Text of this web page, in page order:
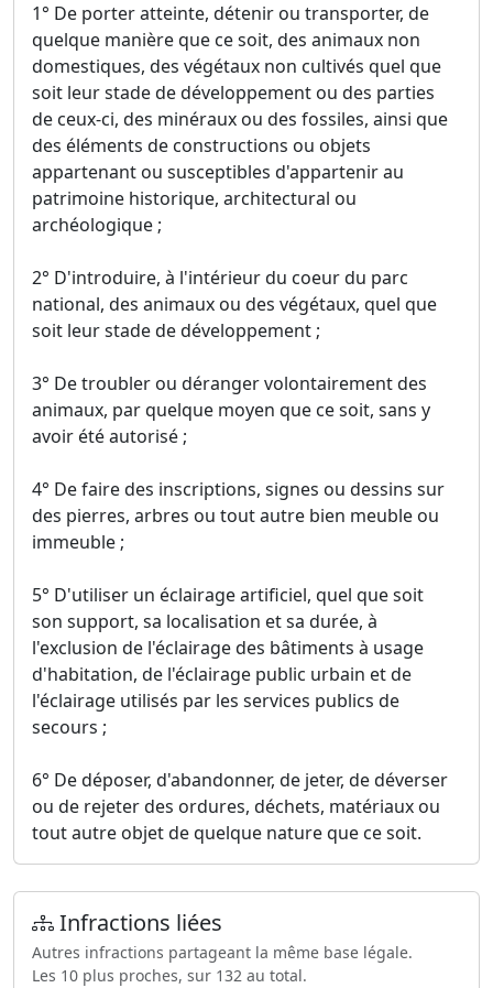
1° De porter atteinte, détenir ou transporter, de
quelque manière que ce soit, des animaux non
domestiques, des végétaux non cultivés quel que
soit leur stade de développement ou des parties
de ceux-ci, des minéraux ou des fossiles, ainsi que
des éléments de constructions ou objets
appartenant ou susceptibles d'appartenir au
patrimoine historique, architectural ou
archéologique ;
2° D'introduire, à l'intérieur du coeur du parc
national, des animaux ou des végétaux, quel que
soit leur stade de développement ;
3° De troubler ou déranger volontairement des
animaux, par quelque moyen que ce soit, sans y
avoir été autorisé ;
4° De faire des inscriptions, signes ou dessins sur
des pierres, arbres ou tout autre bien meuble ou
immeuble ;
5° D'utiliser un éclairage artificiel, quel que soit
son support, sa localisation et sa durée, à
l'exclusion de l'éclairage des bâtiments à usage
d'habitation, de l'éclairage public urbain et de
l'éclairage utilisés par les services publics de
secours ;
6° De déposer, d'abandonner, de jeter, de déverser
ou de rejeter des ordures, déchets, matériaux ou
tout autre objet de quelque nature que ce soit.
Infractions liées
Autres infractions partageant la même base légale.
Les 10 plus proches, sur 132 au total.